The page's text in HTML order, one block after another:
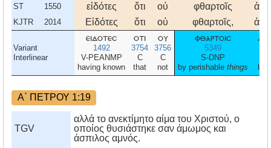
ST 1550 εἰδότες ὅτι οὐ φθαρτοῖς
KJTR 2014 Εἰδότες ὅτι οὐ φθαρτοῖς,
Variant
Interlinear
ειδοτεσ
1492
V-PEANMP
having known
οτι
3754
C
that
ου
3756
C
not
φθαρτοισ
5349
S-DNP
by perishable things
by
Α΄ ΠΕΤΡΟΥ 1:19
TGV
αλλά το ανεκτίμητο αίμα του Χριστού, ο
οποίος θυσιάστηκε σαν άμωμος και
άσπιλος αμνός.